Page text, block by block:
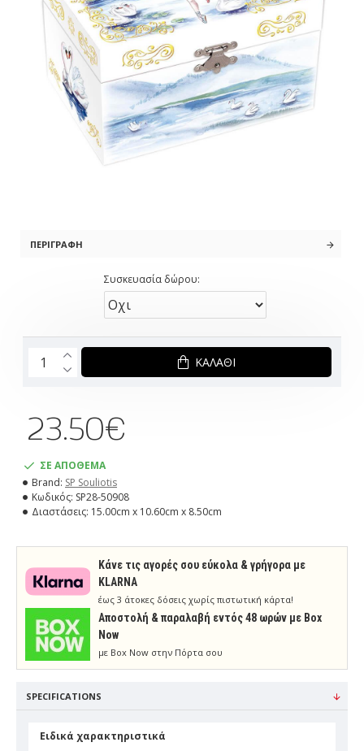
ΠΕΡΙΓΡΑΦΉ
ΣΕ ΑΠΟΘΕΜΑ
Brand: SP Souliotis
Κωδικός: SP28-50908
Διαστάσεις: 15.00cm x 10.60cm x 8.50cm
23.50€
Συσκευασία δώρου:
ΚΑΛΆΘΙ
Κάνε τις αγορές σου εύκολα & γρήγορα με
KLARNA
έως 3 άτοκες δόσεις χωρίς πιστωτική κάρτα!
Aποστολή & παραλαβή εντός 48 ωρών με Box
Now
με Box Now στην Πόρτα σου
SPECIFICATIONS
Ειδικά χαρακτηριστικά